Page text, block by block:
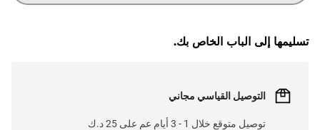
تسليمها إلى الباب الخاص بك.
التوصيل القياسي مجاني
توصيل متوقع خلال 1 - 3 أيام عم على 25 د.ك